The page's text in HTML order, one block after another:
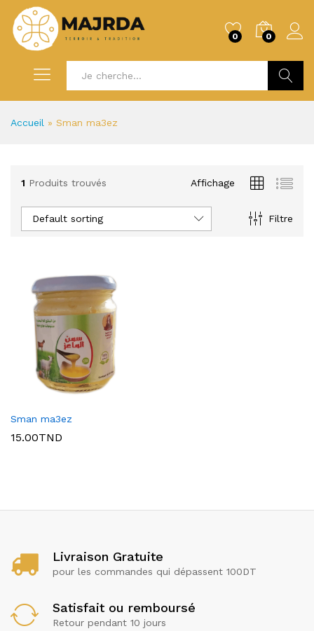
0 0
Accueil » Sman ma3ez
1 Produits trouvés Affichage
Filtre
Default sorting
Sman ma3ez
15.00TND
Livraison Gratuite
pour les commandes qui dépassent 100DT
Satisfait ou remboursé
Retour pendant 10 jours